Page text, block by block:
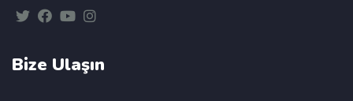
Bize Ulaşın